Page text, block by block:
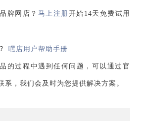
牌网店？ 马上注册开始14天免费试用
嘿店用户帮助手册
的过程中遇到任何问题，可以通过官
系，我们会及时为您提供解决方案。